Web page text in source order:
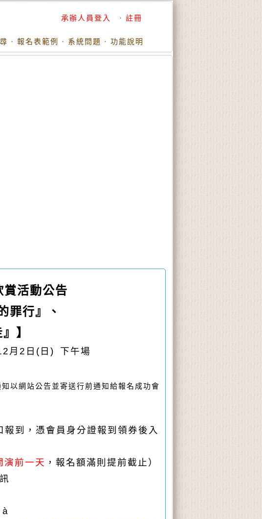
承辦人員登入 · 註冊
· 報名表範例 · 系統問題 · 功能說明
賞活動公告
罪行』、
】
月2日(日) 下午場
以網站公告並寄送行前通知給報名成功會
報到，憑會員身分證報到領券後入
前一天 ，報名額滿則提前截止）
à